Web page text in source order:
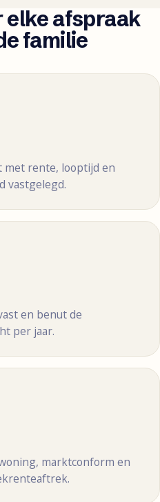
elke afspraak
familie
met rente, looptijd en
vastgelegd.
en benut de
per jaar.
marktconform en